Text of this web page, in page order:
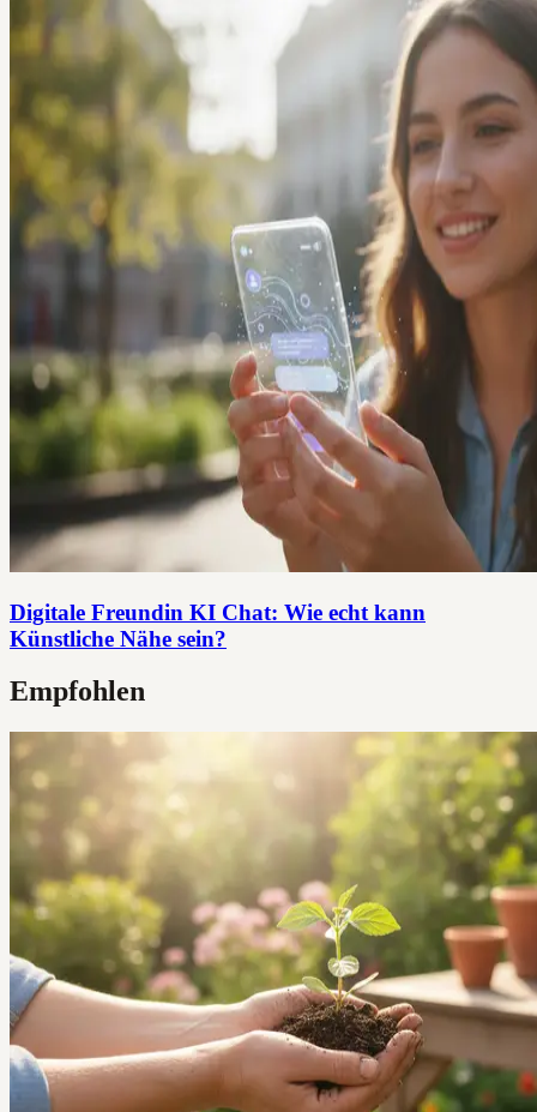
Digitale Freundin KI Chat: Wie echt kann
Künstliche Nähe sein?
Empfohlen